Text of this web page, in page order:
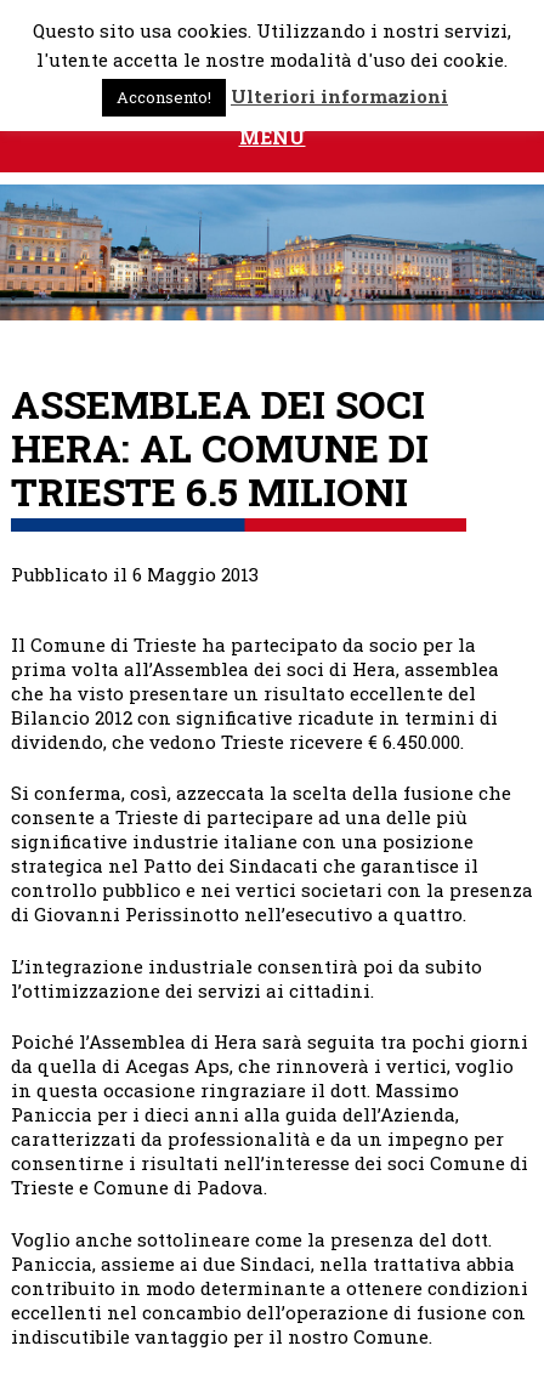
Skip
MENU
ASSEMBLEA DEI SOCI
HERA: AL COMUNE DI
TRIESTE 6.5 MILIONI
Pubblicato il 6 Maggio 2013
Il Comune di Trieste ha partecipato da socio per la
prima volta all’Assemblea dei soci di Hera, assemblea
che ha visto presentare un risultato eccellente del
Bilancio 2012 con significative ricadute in termini di
dividendo, che vedono Trieste ricevere € 6.450.000.
Si conferma, così, azzeccata la scelta della fusione che
consente a Trieste di partecipare ad una delle più
significative industrie italiane con una posizione
strategica nel Patto dei Sindacati che garantisce il
controllo pubblico e nei vertici societari con la presenza
di Giovanni Perissinotto nell’esecutivo a quattro.
L’integrazione industriale consentirà poi da subito
l’ottimizzazione dei servizi ai cittadini.
Poiché l’Assemblea di Hera sarà seguita tra pochi giorni
da quella di Acegas Aps, che rinnoverà i vertici, voglio
in questa occasione ringraziare il dott. Massimo
Paniccia per i dieci anni alla guida dell’Azienda,
caratterizzati da professionalità e da un impegno per
consentirne i risultati nell’interesse dei soci Comune di
Trieste e Comune di Padova.
Voglio anche sottolineare come la presenza del dott.
Paniccia, assieme ai due Sindaci, nella trattativa abbia
contribuito in modo determinante a ottenere condizioni
eccellenti nel concambio dell’operazione di fusione con
indiscutibile vantaggio per il nostro Comune.
Questo sito usa cookies. Utilizzando i nostri servizi,
l'utente accetta le nostre modalità d'uso dei cookie.
Acconsento! Ulteriori informazioni